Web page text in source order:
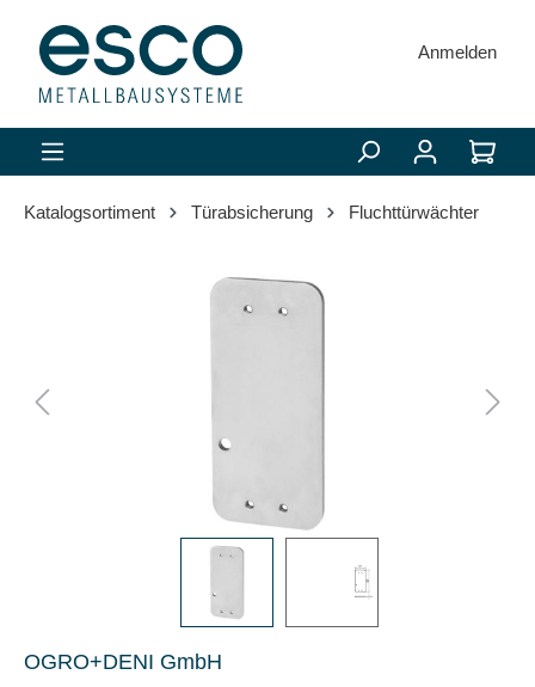
springen
Anmelden
Katalogsortiment Türabsicherung Fluchttürwächter
Bildergalerie überspringen
OGRO+DENI GmbH